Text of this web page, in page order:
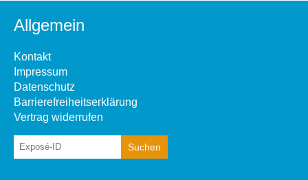
Allgemein
Kontakt
Impressum
Datenschutz
Barrierefreiheitserklärung
Vertrag widerrufen